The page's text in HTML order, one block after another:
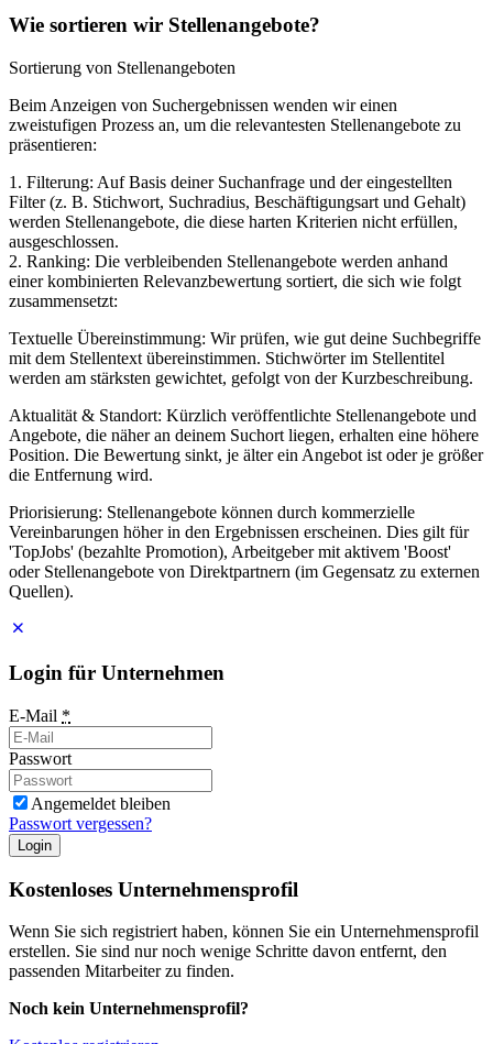
Wie sortieren wir Stellenangebote?
Sortierung von Stellenangeboten
Beim Anzeigen von Suchergebnissen wenden wir einen
zweistufigen Prozess an, um die relevantesten Stellenangebote zu
präsentieren:
1. Filterung: Auf Basis deiner Suchanfrage und der eingestellten
Filter (z. B. Stichwort, Suchradius, Beschäftigungsart und Gehalt)
werden Stellenangebote, die diese harten Kriterien nicht erfüllen,
ausgeschlossen.
2. Ranking: Die verbleibenden Stellenangebote werden anhand
einer kombinierten Relevanzbewertung sortiert, die sich wie folgt
zusammensetzt:
Textuelle Übereinstimmung: Wir prüfen, wie gut deine Suchbegriffe
mit dem Stellentext übereinstimmen. Stichwörter im Stellentitel
werden am stärksten gewichtet, gefolgt von der Kurzbeschreibung.
Aktualität & Standort: Kürzlich veröffentlichte Stellenangebote und
Angebote, die näher an deinem Suchort liegen, erhalten eine höhere
Position. Die Bewertung sinkt, je älter ein Angebot ist oder je größer
die Entfernung wird.
Priorisierung: Stellenangebote können durch kommerzielle
Vereinbarungen höher in den Ergebnissen erscheinen. Dies gilt für
'TopJobs' (bezahlte Promotion), Arbeitgeber mit aktivem 'Boost'
oder Stellenangebote von Direktpartnern (im Gegensatz zu externen
Quellen).
Login für Unternehmen
E-Mail *
Passwort
Angemeldet bleiben
Passwort vergessen?
Login
Kostenloses Unternehmensprofil
Wenn Sie sich registriert haben, können Sie ein Unternehmensprofil
erstellen. Sie sind nur noch wenige Schritte davon entfernt, den
passenden Mitarbeiter zu finden.
Noch kein Unternehmensprofil?